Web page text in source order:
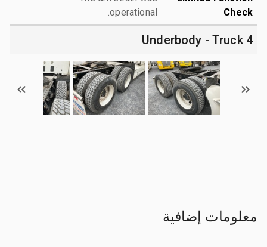
Check
operational.
4 Underbody - Truck
معلومات إضافية